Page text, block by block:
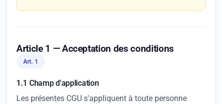
Article 1 — Acceptation des conditions
Art. 1
1.1 Champ d'application
Les présentes CGU s'appliquent à toute personne